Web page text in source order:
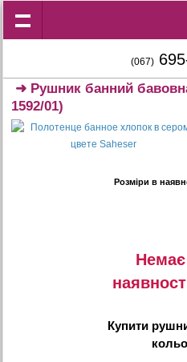
(067)
➜ Рушник банний
1592/01)
Розміри в
Купити